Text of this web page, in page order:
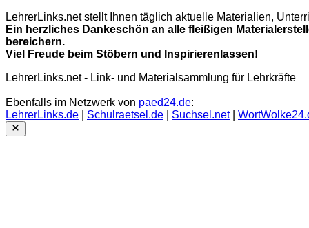
LehrerLinks.net stellt Ihnen täglich aktuelle Materialien,
Ein herzliches Dankeschön an alle fleißigen
bereichern.
Viel Freude beim Stöbern und Inspirierenlassen!
LehrerLinks.net - Link- und Materialsammlung für Lehrkräfte
Ebenfalls im Netzwerk von paed24.de:
LehrerLinks.de
Schulraetsel.de Suchsel.net|
Close